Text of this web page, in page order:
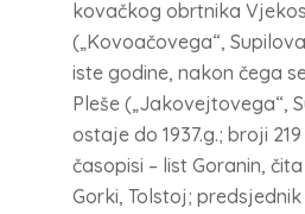
kovačkog obrtnika
(„Kovoačovega“,
iste godine, nakon čega
Pleše („Jakovejtovega“,
ostaje do 1937.g.; broji
časopisi – list Goranin,
Gorki, Tolstoj;